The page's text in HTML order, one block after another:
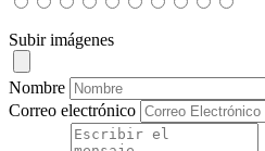
Subir imágenes
Nombre
Correo electrónico